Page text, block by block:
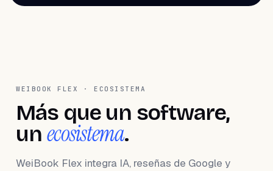
WEIBOOK FLEX · ECOSISTEMA
Más que un software,
un ecosistema.
WeiBook Flex integra IA, reseñas de Google y